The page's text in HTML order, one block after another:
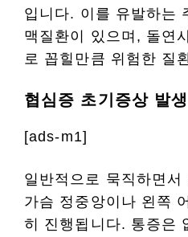
입니다. 이를 유발하는
맥질환이 있으며, 돌연
로 꼽힐만큼 위험한 질
협심증 초기증상 발
[ads-m1]
일반적으로 묵직하면서
가슴 정중앙이나 왼쪽
히 진행됩니다. 통증은